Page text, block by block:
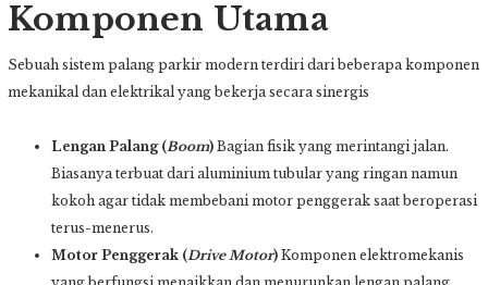
Komponen Utama
Sebuah sistem palang parkir modern terdiri dari beberapa komponen
mekanikal dan elektrikal yang bekerja secara sinergis
Lengan Palang (Boom) Bagian fisik yang merintangi jalan.
Biasanya terbuat dari aluminium tubular yang ringan namun
kokoh agar tidak membebani motor penggerak saat beroperasi
terus-menerus.
Motor Penggerak (Drive Motor) Komponen elektromekanis